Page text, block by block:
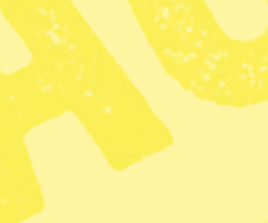
• Blod: Lägg plagget i kallt saltvatten över natten. Tvätta
sedan med tvål eller såpa om det behövs.
• Bär: Tvätta i tvålvatten, röd etanol eller
citronsyralösning (se frukt).
• Choklad: Gnid in fläcken med såpa och tvätta i kallt
vatten.
• Fett: Häll varmt potatismjöl på fläcken och låt
potatismjölet dra ur fettet över natten. Sedan borstar du
bort det eller tvättar i varmt vatten med tvål eller
diskmedel.
• Frukt: Citronsyralösning – en halv tesked citronsyra till
1 dl vatten.
• Gräs: Tvätta vita plagg med sprit eller röd etanol, eller
gnid in med